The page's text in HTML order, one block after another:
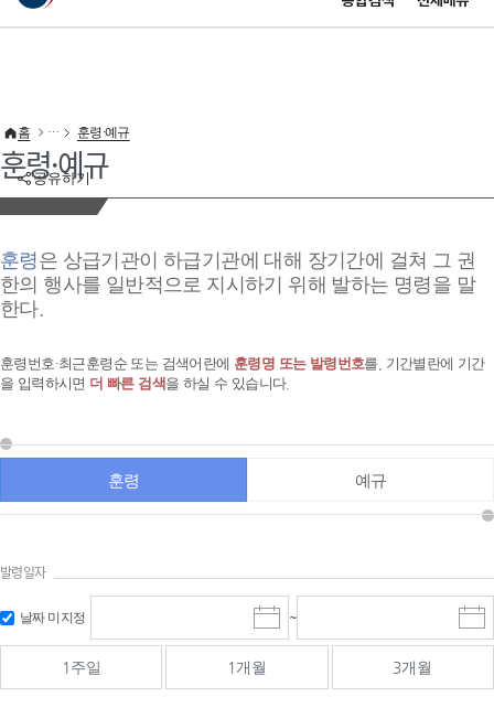
이 누리집은 대한민국 공식 전자정부 누리집입니다.
공유하기
홈 훈령·예규
훈령·예규
훈령은 상급기관이 하급기관에 대해 장기간에 걸쳐 그 권
한의 행사를 일반적으로 지시하기 위해 발하는 명령을 말
한다.
훈령번호·최근훈령순 또는 검색어란에 훈령명 또는 발령번호를, 기간별란에 기간
을 입력하시면 더 빠른 검색 을 하실 수 있습니다.
훈령 예규
발령일자
날짜 미지정
시
작
일
선
~
마
감
선
1주일 1개월 3개월